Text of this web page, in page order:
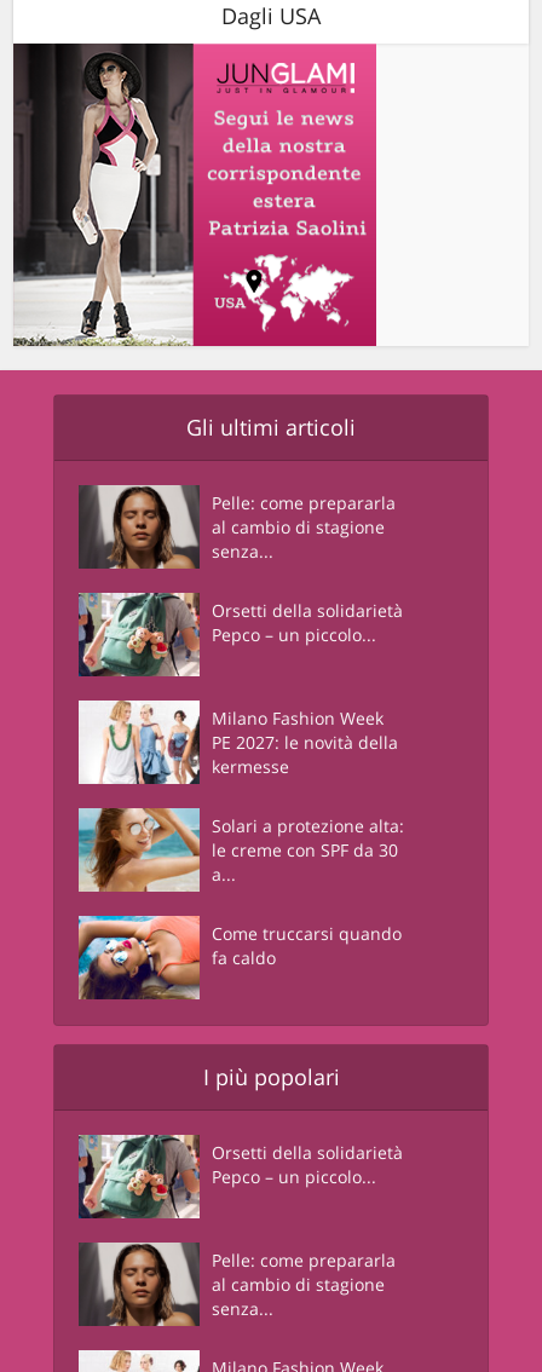
Dagli USA
Gli ultimi articoli
Pelle: come prepararla
al cambio di stagione
senza...
Orsetti della solidarietà
Pepco – un piccolo...
Milano Fashion Week
PE 2027: le novità della
kermesse
Solari a protezione alta:
le creme con SPF da 30
a...
Come truccarsi quando
fa caldo
I più popolari
Orsetti della solidarietà
Pepco – un piccolo...
Pelle: come prepararla
al cambio di stagione
senza...